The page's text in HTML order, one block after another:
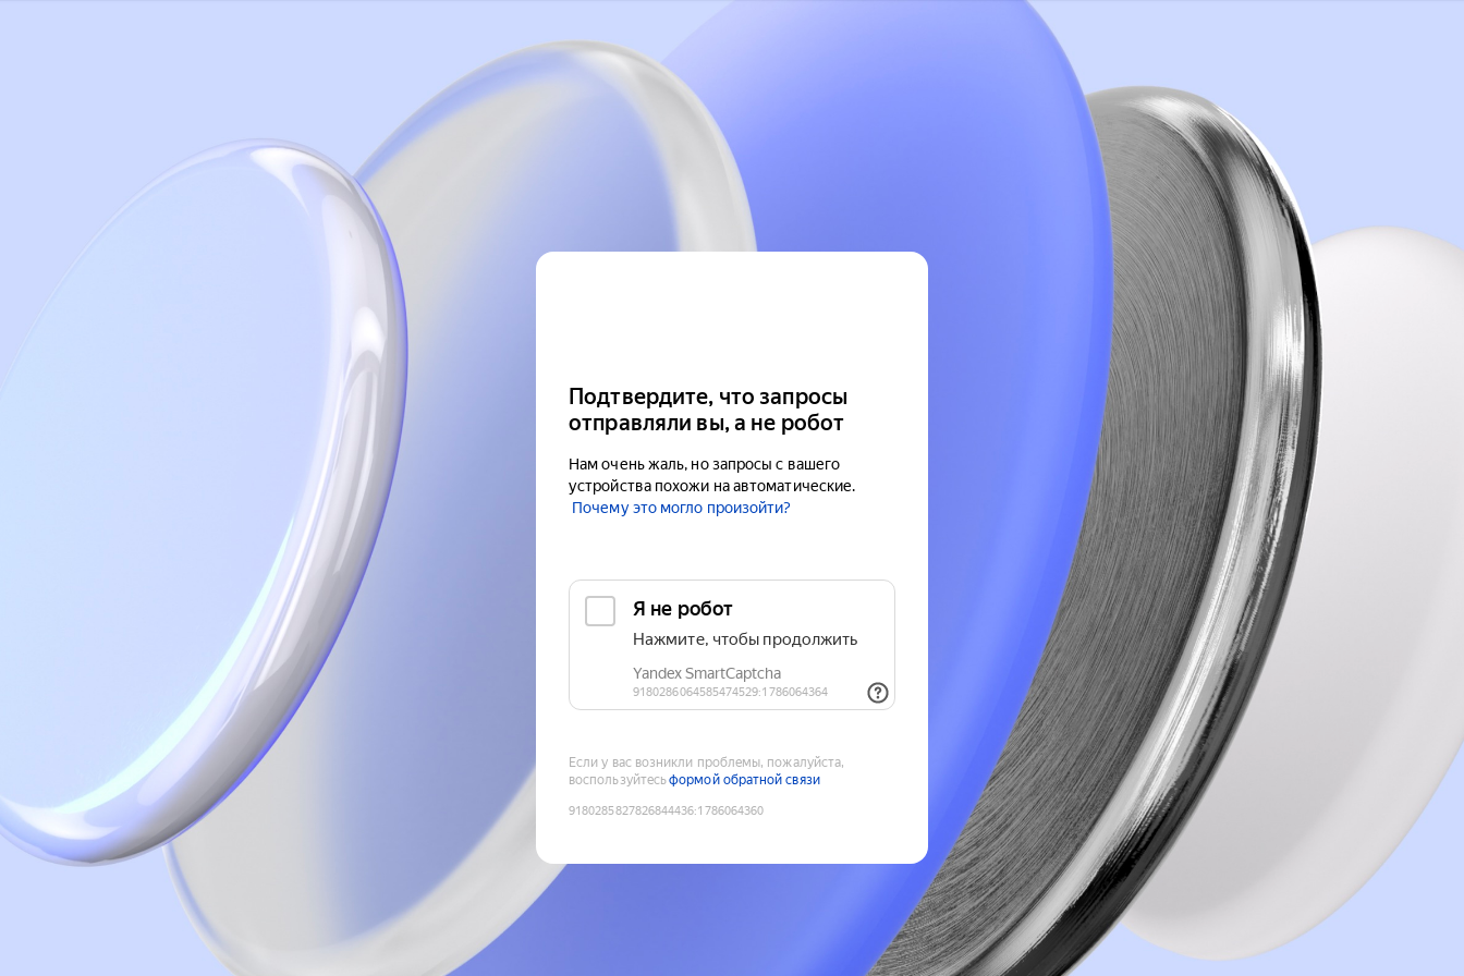
Подтвердите, что запросы
отправляли вы, а не робот
Нам очень жаль, но запросы с вашего
устройства похожи на автоматические.
Почему это могло произойти?
Если у вас возникли проблемы, пожалуйста,
воспользуйтесьформой обратной связи
9180285827826844436:1786064360